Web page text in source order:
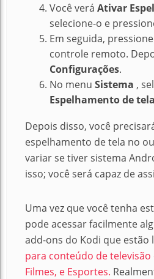
Você verá Ativar
selecione-o e
Em seguida,
controle remoto.
Configurações.
No menu Sistema ,
Espelhamento de tela
Depois disso, você
espelhamento de tela no
variar se tiver sistema
isso; você será capaz de
Uma vez que você tenha
pode acessar facilmente
add-ons do Kodi que estão
para conteúdo de televisão
Filmes, e Esportes.